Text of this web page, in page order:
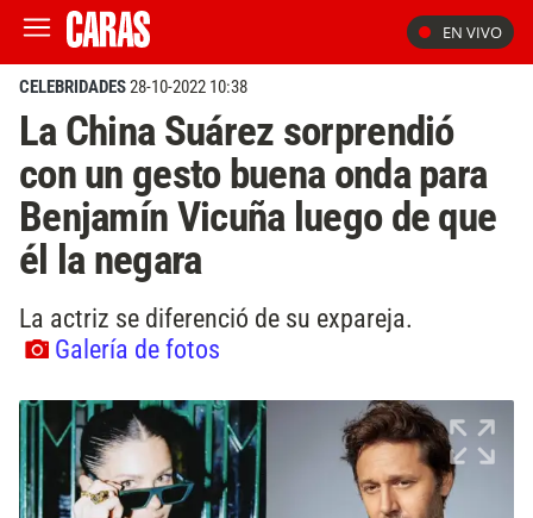
EN VIVO
CELEBRIDADES28-10-2022 10:38
La China Suárez sorprendió
con un gesto buena onda para
Benjamín Vicuña luego de que
él la negara
La actriz se diferenció de su expareja.
Galería de fotos